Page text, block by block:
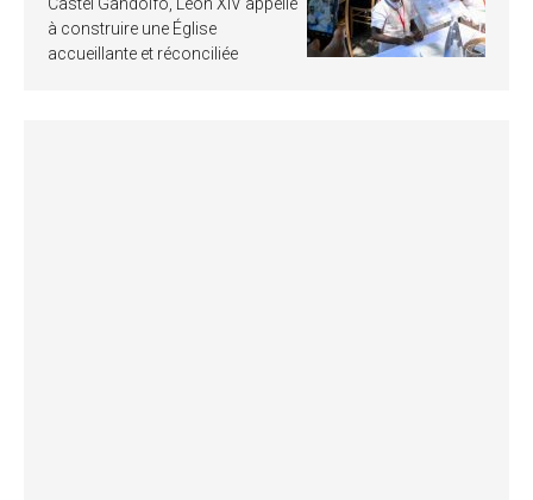
Castel Gandolfo, Léon XIV appelle
à construire une Église
accueillante et réconciliée